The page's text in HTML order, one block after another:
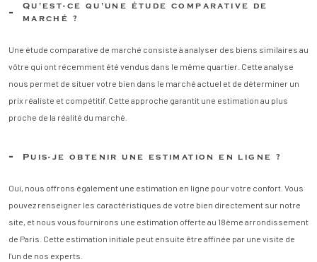
Qu'est-ce qu'une étude comparative de
marché ?
Une étude comparative de marché consiste à analyser des biens similaires au
vôtre qui ont récemment été vendus dans le même quartier. Cette analyse
nous permet de situer votre bien dans le marché actuel et de déterminer un
prix réaliste et compétitif. Cette approche garantit une estimation au plus
proche de la réalité du marché.
Puis-je obtenir une estimation en ligne ?
Oui, nous offrons également une estimation en ligne pour votre confort. Vous
pouvez renseigner les caractéristiques de votre bien directement sur notre
site, et nous vous fournirons une estimation offerte au 18ème arrondissement
de Paris. Cette estimation initiale peut ensuite être affinée par une visite de
l'un de nos experts.